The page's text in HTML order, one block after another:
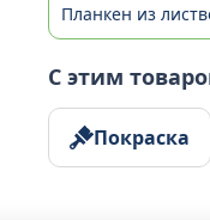
Планкен из
С этим
Покраска